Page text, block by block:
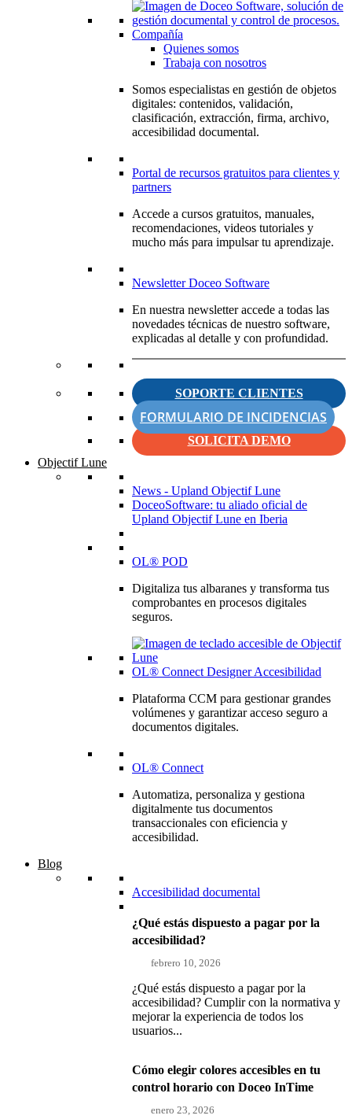
Compañía
Quienes somos
Trabaja con nosotros
Somos especialistas en gestión de objetos
digitales: contenidos, validación,
clasificación, extracción, firma, archivo,
accesibilidad documental.
Portal de recursos gratuitos para clientes y
partners
Accede a cursos gratuitos, manuales,
recomendaciones, videos tutoriales y
mucho más para impulsar tu aprendizaje.
Newsletter Doceo Software
En nuestra newsletter accede a todas las
novedades técnicas de nuestro software,
explicadas al detalle y con profundidad.
SOPORTE CLIENTES
FORMULARIO DE INCIDENCIAS
SOLICITA DEMO
Objectif Lune
News - Upland Objectif Lune
DoceoSoftware: tu aliado oficial de
Upland Objectif Lune en Iberia
OL® POD
Digitaliza tus albaranes y transforma tus
comprobantes en procesos digitales
seguros.
OL® Connect Designer Accesibilidad
Plataforma CCM para gestionar grandes
volúmenes y garantizar acceso seguro a
documentos digitales.
OL® Connect
Automatiza, personaliza y gestiona
digitalmente tus documentos
transaccionales con eficiencia y
accesibilidad.
Blog
Accesibilidad documental
¿Qué estás dispuesto a pagar por la
accesibilidad?
febrero 10, 2026
¿Qué estás dispuesto a pagar por la
accesibilidad? Cumplir con la normativa y
mejorar la experiencia de todos los
usuarios...
Cómo elegir colores accesibles en tu
control horario con Doceo InTime
enero 23, 2026